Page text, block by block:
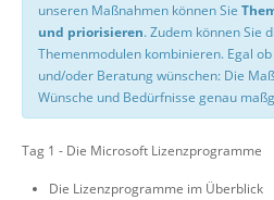
unseren Maßnahmen können Sie
und priorisieren. Zudem können Sie
Themenmodulen kombinieren. Egal
und/oder Beratung wünschen: Die
Wünsche und Bedürfnisse genau
Tag 1 - Die Microsoft Lizenzprogramme
Die Lizenzprogramme im Überblick